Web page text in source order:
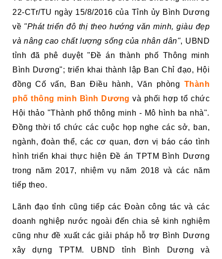
22-CTr/TU ngày 15/8/2016 của Tỉnh ủy Bình Dương
về "Phát triển đô thị theo hướng văn minh, giàu đẹp
và nâng cao chất lượng sống của nhân dân", UBND
tỉnh đã phê duyệt "Đề án thành phố Thông minh
Bình Dương"; triển khai thành lập Ban Chỉ đạo, Hội
đồng Cố vấn, Ban Điều hành, Văn phòng Thành
phố thông minh Bình Dương và phối hợp tổ chức
Hội thảo "Thành phố thông minh - Mô hình ba nhà".
Đồng thời tổ chức các cuộc họp nghe các sở, ban,
ngành, đoàn thể, các cơ quan, đơn vị báo cáo tình
hình triển khai thực hiện Đề án TPTM Bình Dương
trong năm 2017, nhiệm vụ năm 2018 và các năm
tiếp theo.
Lãnh đạo tỉnh cũng tiếp các Đoàn công tác và các
doanh nghiệp nước ngoài đến chia sẻ kinh nghiệm
cũng như đề xuất các giải pháp hỗ trợ Bình Dương
xây dựng TPTM. UBND tỉnh Bình Dương và